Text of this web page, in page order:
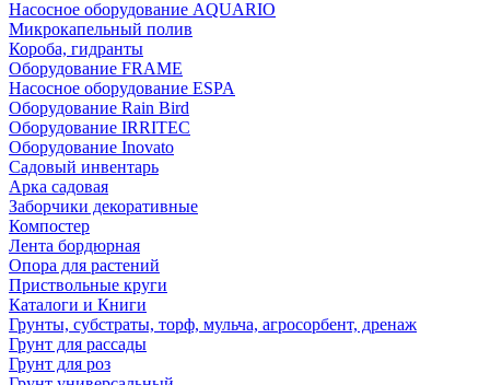
Насосное оборудование AQUARIO
Микрокапельный полив
Короба, гидранты
Оборудование FRAME
Насосное оборудование ESPA
Оборудование Rain Bird
Оборудование IRRITEC
Оборудование Inovato
Садовый инвентарь
Арка садовая
Заборчики декоративные
Компостер
Лента бордюрная
Опора для растений
Приствольные круги
Каталоги и Книги
Грунты, субстраты, торф, мульча, агросорбент, дренаж
Грунт для рассады
Грунт для роз